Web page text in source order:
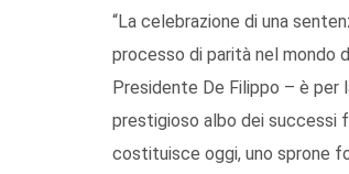
“La celebrazione di una
processo di parità nel mondo
Presidente De Filippo – è per
prestigioso albo dei successi
costituisce oggi, uno sprone